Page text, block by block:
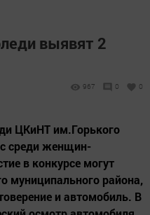
выявят 2
967 0 0
ЦКиНТ им.Горького
среди женщин-
в конкурсе могут
муниципального района,
и автомобиль. В